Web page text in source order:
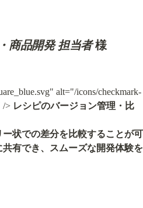
商品開発 担当者 様
alt="/icons/checkmark-
/> レシピのバージョン管理・比
状での差分を比較することが可
有でき、スムーズな開発体験を